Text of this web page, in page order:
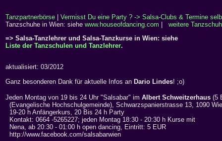
Tanzpartnerbörse
Vermisst Du eine Party ? -> Salsa-Clubs & Termine
Tanzschuhe in Wien: siehe www.houseofdancing.com
weitere
=> Salsa-Tanzlehrer und Salsa-Tanzkurse in Wien: siehe
Liste der Tanzschulen und Tanzlehrer.
aktualisiert: 03/2012
Ganz besonderen Dank für aktuelle Infos an Dario Lindes! ;o)
Jeden Montag von 19 bis 24 Uhr "Salsabar" im Albert Schweitzerhaus (5
(Evangelische Hochschulgemeinde), Schwarzspanierstrasse 13, 1090
19-20 h Anfängerkurs, 20 Bis 24 h Party
Kontakt: 0664 -5265227; jeden Montag 18:30 - 20:30 h Kurse mit
Nena, ab 20:30 - 01:00 h open dancing, Eintritt: 5 EUR
http://www.facebook.com/salsabarwien